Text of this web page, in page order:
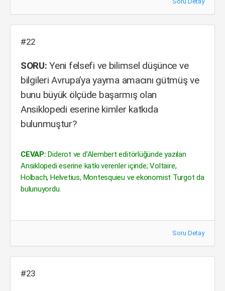
#22
SORU: Yeni felsefi ve bilimsel düşünce ve
bilgileri Avrupa’ya yayma amacını gütmüş ve
bunu büyük ölçüde başarmış olan
Ansiklopedi eserine kimler katkıda
bulunmuştur?
CEVAP: Diderot ve d’Alembert editörlüğünde yazılan
Ansiklopedi eserine katkı verenler içinde; Voltaire,
Holbach, Helvetius, Montesquieu ve ekonomist Turgot da
bulunuyordu.
Soru Detay
#23